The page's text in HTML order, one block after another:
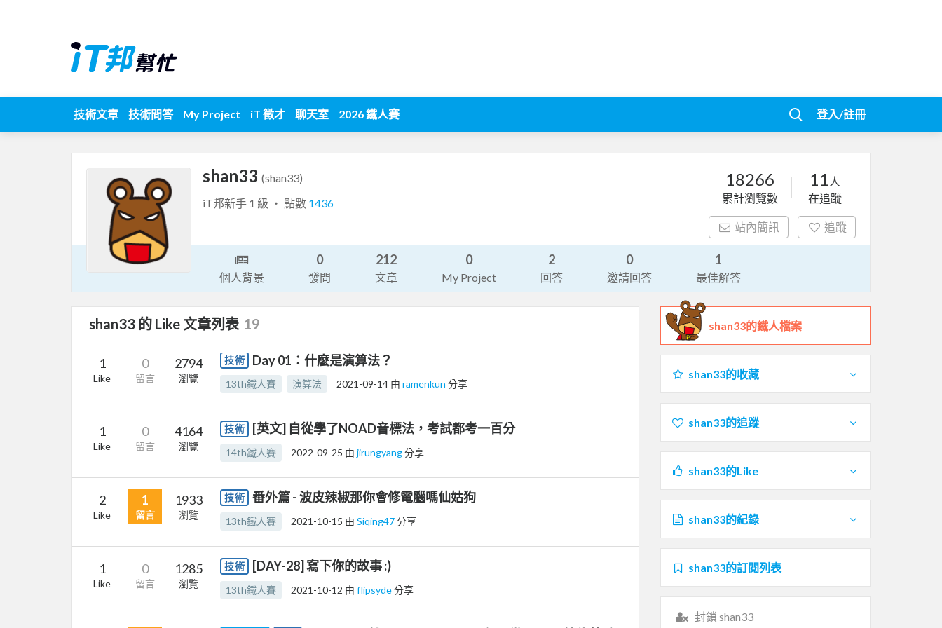
技術文章 技術問答 My Project iT 徵才 聊天室 2026 鐵人賽 登入/註冊
shan33 (shan33)
iT邦新手 1 級 ‧ 點數 1436
18266
累計瀏覽數
11 人
在追蹤
站內簡訊 追蹤
個人背景
0
發問
212
文章
0
My Project
2
回答
0
邀請回答
1
最佳解答
shan33 的 Like 文章列表 19
1
Like
0
留言
2794
瀏覽
技術 Day 01：什麼是演算法？
13th鐵人賽 演算法 2021-09-14 由 ramenkun 分享
1
Like
0
留言
4164
瀏覽
技術 [英文] 自從學了NOAD音標法，考試都考一百分
14th鐵人賽 2022-09-25 由 jirungyang分享
2
Like
1
留言
1933
瀏覽
技術 番外篇 - 波皮辣椒那你會修電腦嗎仙姑狗
13th鐵人賽 2021-10-15 由 Siqing47分享
1
Like
0
留言
1285
瀏覽
技術 [DAY-28] 寫下你的故事 :)
13th鐵人賽 2021-10-12 由 flipsyde分享
shan33的鐵人檔案
shan33的收藏
shan33的追蹤
shan33的Like
shan33的紀錄
shan33的訂閱列表
封鎖 shan33